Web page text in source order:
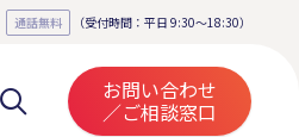
通話無料 （受付時間：平日 9:30～18:30）
お問い合わせ
／ご相談窓口